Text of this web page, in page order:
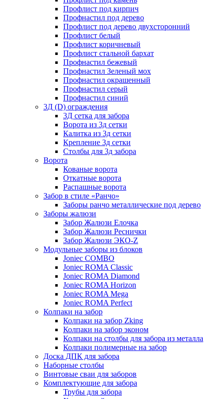
Профлист под кирпич
Профнастил под дерево
Профлист под дерево двухсторонний
Профлист белый
Профлист коричневый
Профлист стальной бархат
Профнастил бежевый
Профнастил Зеленый мох
Профнастил окрашенный
Профнастил серый
Профнастил синий
3Д (D) ограждения
3Д сетка для забора
Ворота из 3д сетки
Калитка из 3д сетки
Крепление 3д сетки
Столбы для 3д забора
Ворота
Кованые ворота
Откатные ворота
Распашные ворота
Забор в стиле «Ранчо»
Заборы ранчо металлические под дерево
Заборы жалюзи
Забор Жалюзи Елочка
Забор Жалюзи Реснички
Забор Жалюзи ЭКО-Z
Модульные заборы из блоков
Joniec COMBO
Joniec ROMA Classic
Joniec ROMA Diamond
Joniec ROMA Horizon
Joniec ROMA Mega
Joniec ROMA Perfect
Колпаки на забор
Колпаки на забор Zking
Колпаки на забор эконом
Колпаки на столбы для забора из металла
Колпаки полимерные на забор
Доска ДПК для забора
Наборные столбы
Винтовые сваи для заборов
Комплектующие для забора
Трубы для забора